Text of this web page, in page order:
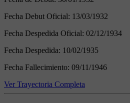
Fecha Debut Oficial: 13/03/1932
Fecha Despedida Oficial: 02/12/1934
Fecha Despedida: 10/02/1935
Fecha Fallecimiento: 09/11/1946
Ver Trayectoria Completa